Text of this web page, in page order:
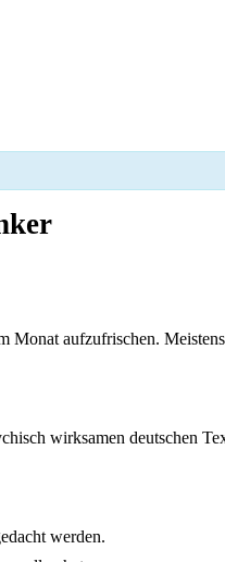
Monat aufzufrischen.
wirksamen deutschen
werden.